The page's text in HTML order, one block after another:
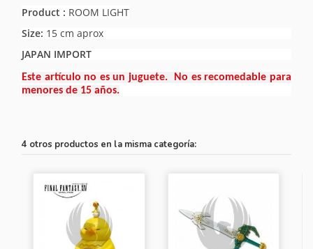
Product : ROOM LIGHT
Size: 15 cm aprox
JAPAN IMPORT
Este artículo no es un juguete. No es recomedable para
menores de 15 años.
4 otros productos en la misma categoría: